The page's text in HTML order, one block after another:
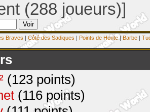
(288 joueurs)]
Braves | Côté des Sadiques | Points de Honte| Barbe |
(123 points)
(116 points)